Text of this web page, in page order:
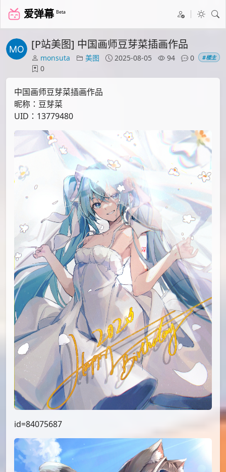
爱弹幕 Beta
[P站美图] 中国画师豆芽菜插画作品
monsuta 美图 2025-08-05 94
0
0
#楼主
中国画师豆芽菜插画作品
昵称：豆芽菜
UID：13779480
id=84075687